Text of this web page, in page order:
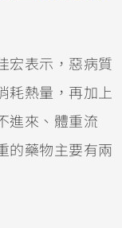
宏表示，惡病質
耗熱量，再加上
進來、體重流
的藥物主要有兩